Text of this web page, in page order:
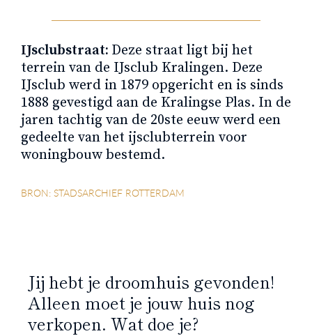
IJsclubstraat: Deze straat ligt bij het
terrein van de IJsclub Kralingen. Deze
IJsclub werd in 1879 opgericht en is sinds
1888 gevestigd aan de Kralingse Plas. In de
jaren tachtig van de 20ste eeuw werd een
gedeelte van het ijsclubterrein voor
woningbouw bestemd.
BRON: STADSARCHIEF ROTTERDAM
Jij hebt je droomhuis gevonden!
Alleen moet je jouw huis nog
verkopen. Wat doe je?